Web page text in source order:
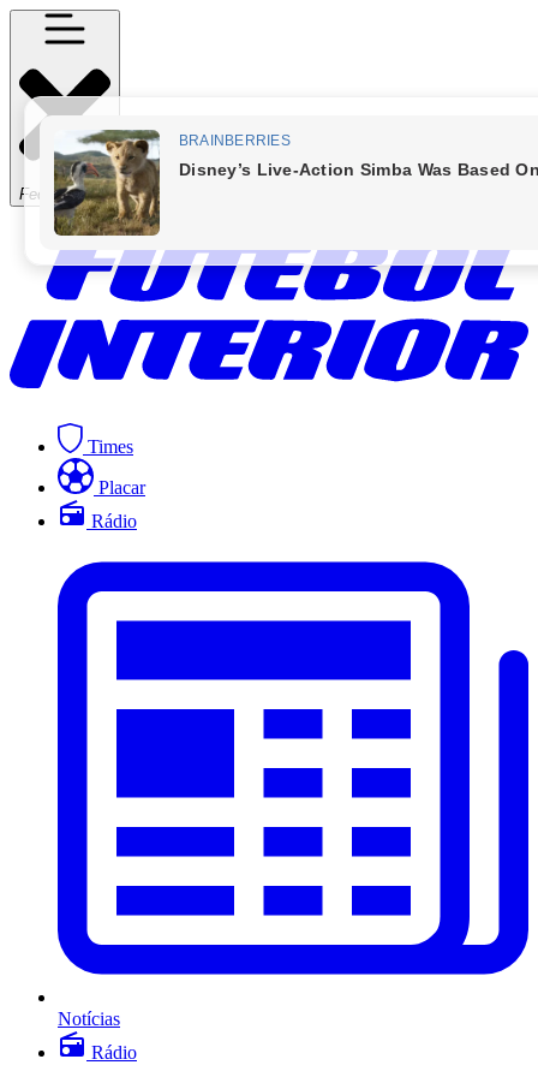
Fechar Menu
Times
Placar
Rádio
Notícias
Rádio